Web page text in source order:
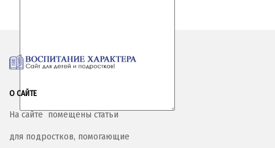
О САЙТЕ
На сайте помещены статьи
для подростков, помогающие